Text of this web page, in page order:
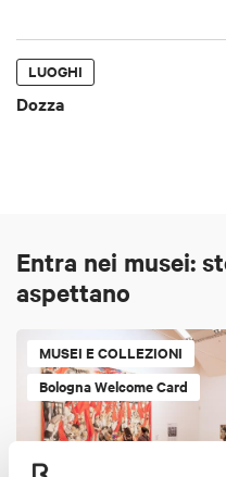
LUOGHI
Dozza
Entra nei musei:
aspettano
MUSEI E COLLEZIONI
Bologna Welcome Card